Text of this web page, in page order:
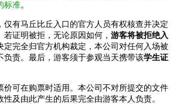
标准。
仅有马丘比丘入口的官方人员有权核查并决定
证明被拒，无论原因如何， 游客将被拒绝入
定完全归官方机构裁定，本公司对任何入场被
负责。最后，游客须于参观当天携带该学生证
价可在购票时适用。本公司不对所提交的文件
及由此产生的后果完全由游客本人负责。